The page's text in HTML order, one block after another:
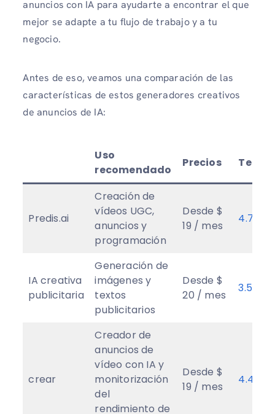
anuncios con IA para ayudarte a encontrar el que
mejor se adapte a tu flujo de trabajo y a tu
negocio.
Antes de eso, veamos una comparación de las
características de estos generadores creativos
de anuncios de IA:
Uso
recomendado
Precios
Predis.ai
Creación de
vídeos UGC,
anuncios y
programación
Desde $
19 / mes
4.7
IA creativa
publicitaria
Generación de
imágenes y
textos
publicitarios
Desde $
20 / mes
3.5
crear
Creador de
anuncios de
vídeo con IA y
monitorización
del
rendimiento de
Desde $
19 / mes
4.4